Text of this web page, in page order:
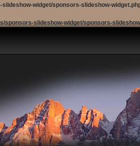
widget/sponsors-slideshow-
sponsors-slideshow-widget/sponsors-